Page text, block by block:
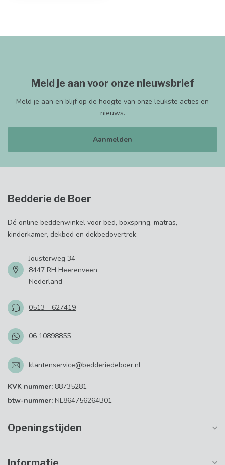
Meld je aan voor onze nieuwsbrief
Meld je aan en blijf op de hoogte van onze leukste acties en
nieuws.
Aanmelden
Bedderie de Boer
Dé online beddenwinkel voor bed, boxspring, matras,
kinderkamer, dekbed en dekbedovertrek.
Jousterweg 34
8447 RH Heerenveen
Nederland
0513 - 627419
06 10898855
klantenservice@bedderiedeboer.nl
KVK nummer: 88735281
btw-nummer: NL864756264B01
Openingstijden